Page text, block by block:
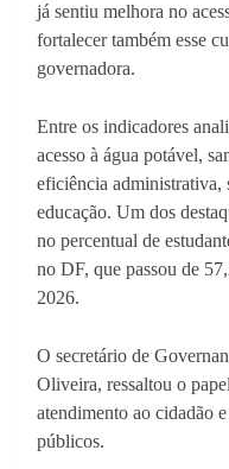
já sentiu melhora no
fortalecer também esse
governadora.
Entre os indicadores
acesso à água potável,
eficiência administrativa,
educação. Um dos
no percentual de
no DF, que passou de
2026.
O secretário de
Oliveira, ressaltou o
atendimento ao cidadão
públicos.